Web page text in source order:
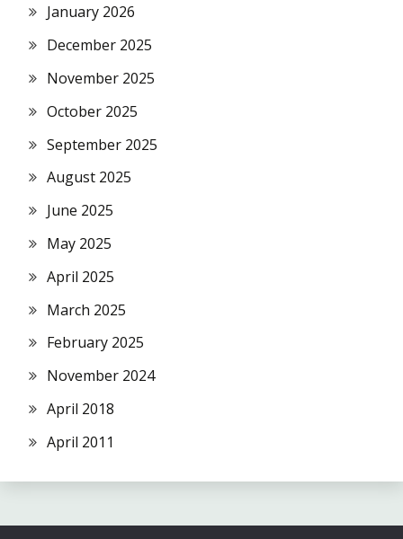
January 2026
December 2025
November 2025
October 2025
September 2025
August 2025
June 2025
May 2025
April 2025
March 2025
February 2025
November 2024
April 2018
April 2011